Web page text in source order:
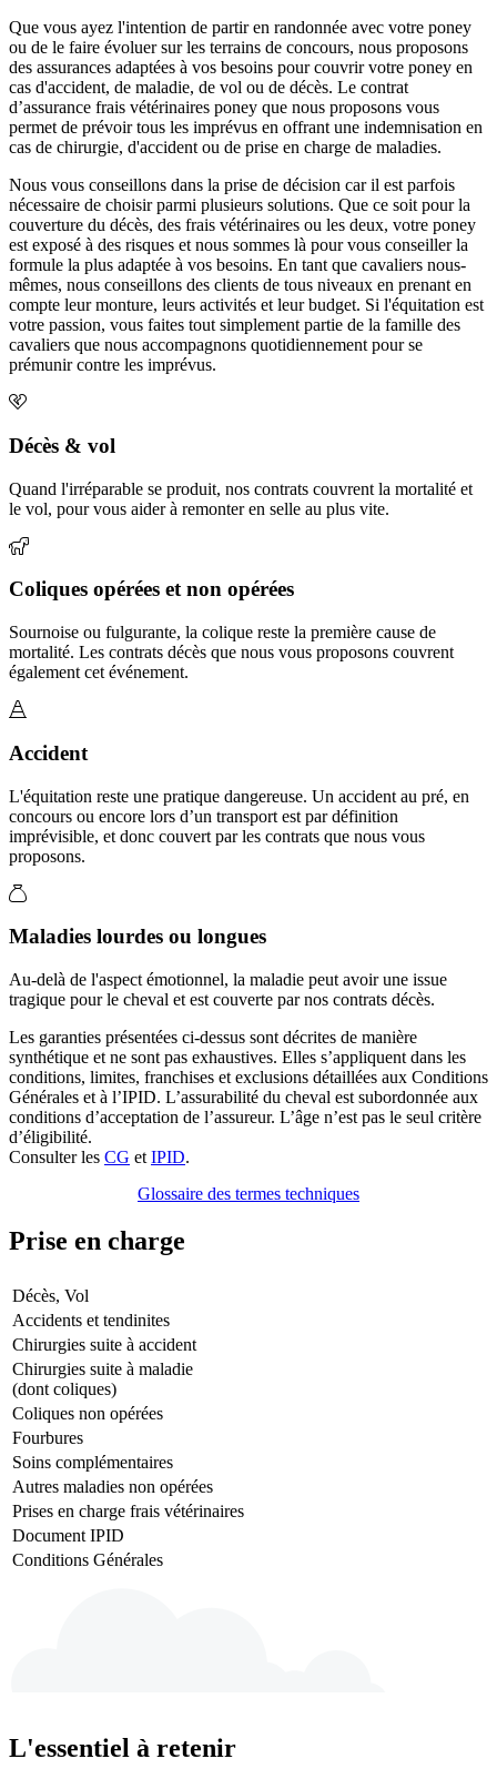
Que vous ayez l'intention de partir en randonnée avec votre poney
ou de le faire évoluer sur les terrains de concours, nous proposons
des assurances adaptées à vos besoins pour couvrir votre poney en
cas d'accident, de maladie, de vol ou de décès. Le contrat
d’assurance frais vétérinaires poney que nous proposons vous
permet de prévoir tous les imprévus en offrant une indemnisation en
cas de chirurgie, d'accident ou de prise en charge de maladies.
Nous vous conseillons dans la prise de décision car il est parfois
nécessaire de choisir parmi plusieurs solutions. Que ce soit pour la
couverture du décès, des frais vétérinaires ou les deux, votre poney
est exposé à des risques et nous sommes là pour vous conseiller la
formule la plus adaptée à vos besoins. En tant que cavaliers nous-
mêmes, nous conseillons des clients de tous niveaux en prenant en
compte leur monture, leurs activités et leur budget. Si l'équitation est
votre passion, vous faites tout simplement partie de la famille des
cavaliers que nous accompagnons quotidiennement pour se
prémunir contre les imprévus.
Décès & vol
Quand l'irréparable se produit, nos contrats couvrent la mortalité et
le vol, pour vous aider à remonter en selle au plus vite.
Coliques opérées et non opérées
Sournoise ou fulgurante, la colique reste la première cause de
mortalité. Les contrats décès que nous vous proposons couvrent
également cet événement.
Accident
L'équitation reste une pratique dangereuse. Un accident au pré, en
concours ou encore lors d’un transport est par définition
imprévisible, et donc couvert par les contrats que nous vous
proposons.
Maladies lourdes ou longues
Au-delà de l'aspect émotionnel, la maladie peut avoir une issue
tragique pour le cheval et est couverte par nos contrats décès.
Les garanties présentées ci-dessus sont décrites de manière
synthétique et ne sont pas exhaustives. Elles s’appliquent dans les
conditions, limites, franchises et exclusions détaillées aux Conditions
Générales et à l’IPID. L’assurabilité du cheval est subordonnée aux
conditions d’acceptation de l’assureur. L’âge n’est pas le seul critère
d’éligibilité.
Consulter les CG et IPID.
Glossaire des termes techniques
Prise en charge
Décès, Vol
Accidents et tendinites
Chirurgies suite à accident
Chirurgies suite à maladie
(dont coliques)
Coliques non opérées
Fourbures
Soins complémentaires
Autres maladies non opérées
Prises en charge frais vétérinaires
Document IPID
Conditions Générales
L'essentiel à retenir